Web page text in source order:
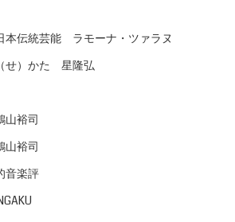
本伝統芸能 ラモーナ・ツァラヌ
せ）かた 星隆弘
裕司
裕司
音楽評